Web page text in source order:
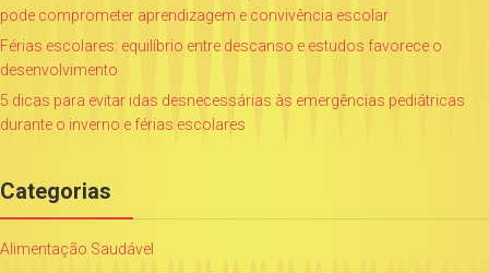
pode comprometer aprendizagem e convivência escolar
Férias escolares: equilíbrio entre descanso e estudos favorece o
desenvolvimento
5 dicas para evitar idas desnecessárias às emergências pediátricas
durante o inverno e férias escolares
Categorias
Alimentação Saudável